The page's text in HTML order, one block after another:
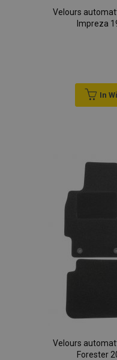
Velours
Impreza
In
Velours
Forester